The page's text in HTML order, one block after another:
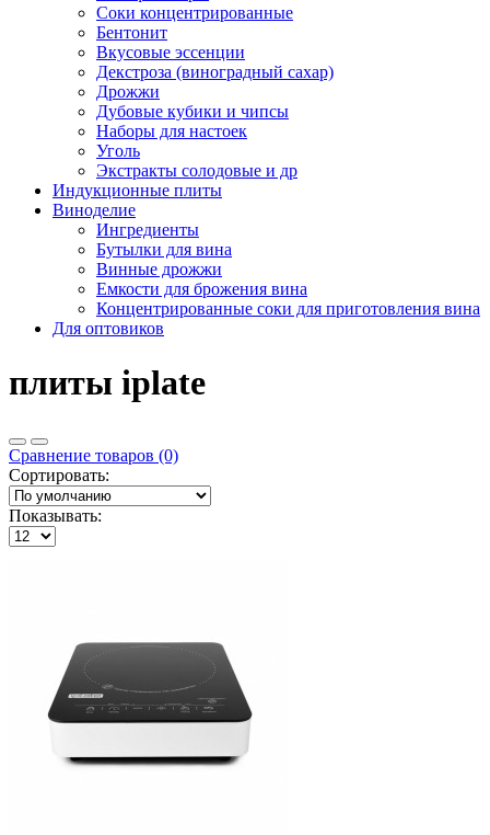
Cоки концентрированные
Бентонит
Вкусовые эссенции
Декстроза (виноградный сахар)
Дрожжи
Дубовые кубики и чипсы
Наборы для настоек
Уголь
Экстракты солодовые и др
Индукционные плиты
Виноделие
Ингредиенты
Бутылки для вина
Винные дрожжи
Емкости для брожения вина
Концентрированные соки для приготовления вина
Для оптовиков
плиты iplate
Сравнение товаров (0)
Сортировать:
Показывать: